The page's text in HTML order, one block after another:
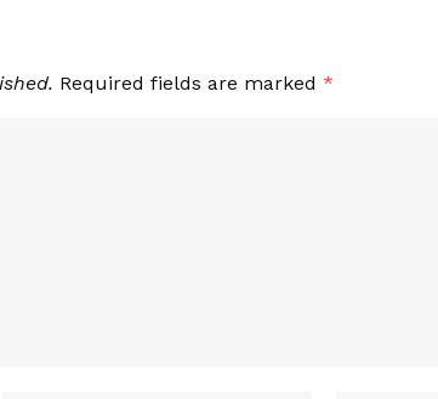
Required fields are marked *